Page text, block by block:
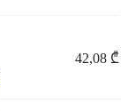
42,08 ₾